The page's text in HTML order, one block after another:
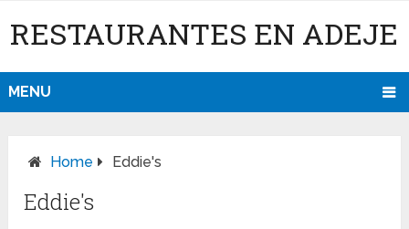
RESTAURANTES EN ADEJE
MENU
Home Eddie's
Eddie's